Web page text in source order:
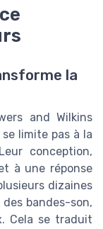
la
and Wilkins
limite pas à la
conception,
à une réponse
dizaines
bandes-son,
Cela se traduit